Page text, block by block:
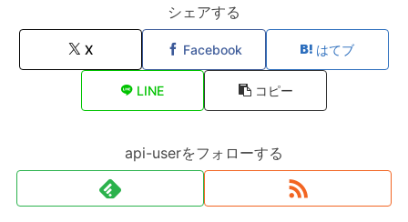
シェアする
X Facebook はてブ
LINE コピー
api-userをフォローする